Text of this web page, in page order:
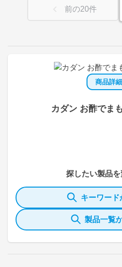
商品詳細
カダン お酢でま
探したい製品
キーワード
製品一覧
前の20件